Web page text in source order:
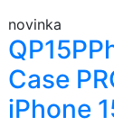
novinka
QP15P
Case
iPhone